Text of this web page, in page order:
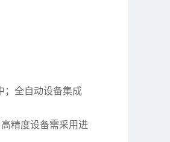
；全自动设备集成
精度设备需采用进